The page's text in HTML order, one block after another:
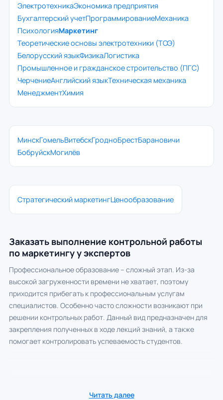
ЭлектротехникаЭкономика предприятия
Бухгалтерский учетПрограммированиеМеханика
ПсихологияМаркетинг
Теоретические основы электротехники (ТОЭ)
Белорусский языкФизикаЛогистика
Промышленное и гражданское строительство (ПГС)
ЧерчениеАнглийский языкТехническая механика
МенеджментХимия
МинскГомельВитебскГродноБрестБарановичи
БобруйскМогилёв
Стратегический маркетингЦенообразование
Заказать выполнение контрольной работы
по маркетингу у экспертов
Профессиональное образование – сложный этап. Из-за
высокой загруженности времени не хватает, поэтому
приходится прибегать к профессиональным услугам
специалистов. Особенно часто сложности возникают при
решении контрольных работ. Данный вид предназначен для
закрепления полученных в ходе лекций знаний, а также
помогает контролировать успеваемость студентов.
Читать далее